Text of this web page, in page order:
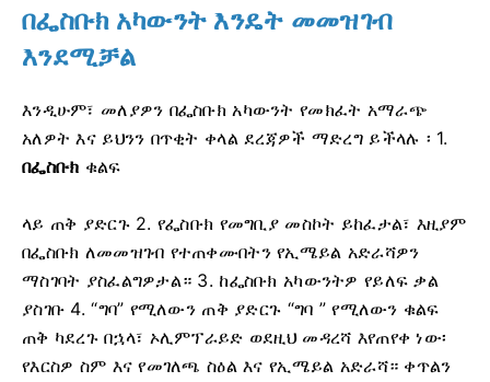
በፌስቡክ አካውንት እንዴት መመዝገብ
እንደሚቻል
እንዲሁም፣ መለያዎን በፌስቡክ አካውንት የመክፈት አማራጭ
አለዎት እና ይህንን በጥቂት ቀላል ደረጃዎች ማድረግ ይችላሉ ፡ 1.
በፌስቡክ ቁልፍ
ላይ ጠቅ ያድርጉ 2. የፌስቡክ የመግቢያ መስኮት ይከፈታል፣ እዚያም
በፌስቡክ ለመመዝገብ የተጠቀሙበትን የኢሜይል አድራሻዎን
ማስገባት ያስፈልግዎታል። 3. ከፌስቡክ አካውንትዎ የይለፍ ቃል
ያስገቡ 4. “ግባ” የሚለውን ጠቅ ያድርጉ “ግባ ” የሚለውን ቁልፍ
ጠቅ ካደረጉ በኋላ፣ ኦሊምፕራይድ ወደዚህ መዳረሻ እየጠየቀ ነው፡
የእርስዎ ስም እና የመገለጫ ስዕል እና የኢሜይል አድራሻ። ቀጥልን